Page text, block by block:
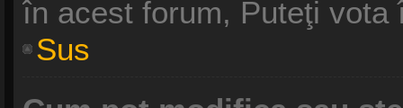
în acest forum, Puteţi vota
Sus